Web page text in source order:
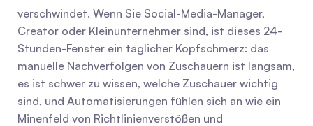
verschwindet. Wenn Sie Social-Media-Manager,
Creator oder Kleinunternehmer sind, ist dieses 24-
Stunden-Fenster ein täglicher Kopfschmerz: das
manuelle Nachverfolgen von Zuschauern ist langsam,
es ist schwer zu wissen, welche Zuschauer wichtig
sind, und Automatisierungen fühlen sich an wie ein
Minenfeld von Richtlinienverstößen und